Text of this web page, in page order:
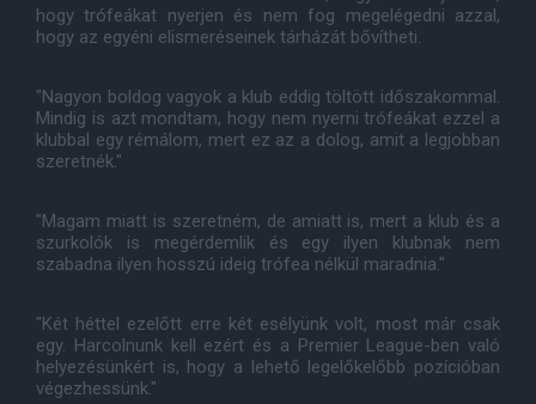
hogy trófeákat nyerjen és nem fog megelégedni azzal,
hogy az egyéni elismeréseinek tárházát bővítheti.
"Nagyon boldog vagyok a klub eddig töltött időszakommal.
Mindig is azt mondtam, hogy nem nyerni trófeákat ezzel a
klubbal egy rémálom, mert ez az a dolog, amit a legjobban
szeretnék."
"Magam miatt is szeretném, de amiatt is, mert a klub és a
szurkolók is megérdemlik és egy ilyen klubnak nem
szabadna ilyen hosszú ideig trófea nélkül maradnia."
"Két héttel ezelőtt erre két esélyünk volt, most már csak
egy. Harcolnunk kell ezért és a Premier League-ben való
helyezésünkért is, hogy a lehető legelőkelőbb pozícióban
végezhessünk."